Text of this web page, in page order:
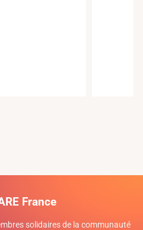
France
solidaires de la communauté